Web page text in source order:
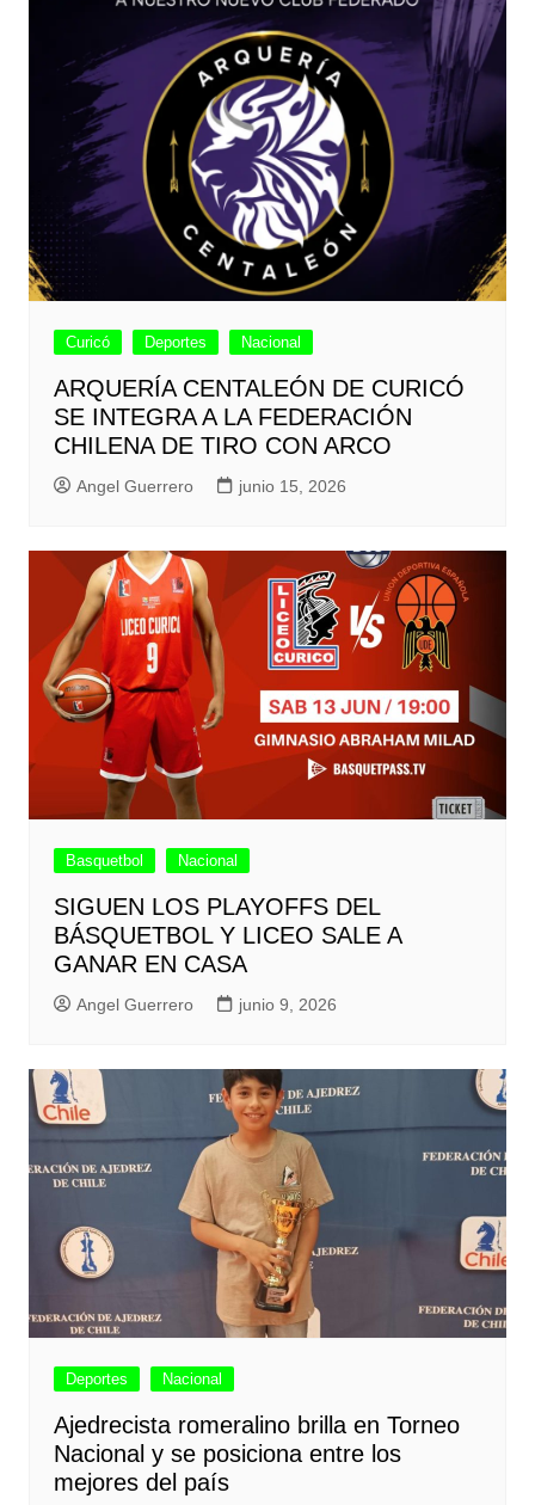
Curicó Deportes Nacional
ARQUERÍA CENTALEÓN DE CURICÓ
SE INTEGRA A LA FEDERACIÓN
CHILENA DE TIRO CON ARCO
Angel Guerrero junio 15, 2026
Basquetbol Nacional
SIGUEN LOS PLAYOFFS DEL
BÁSQUETBOL Y LICEO SALE A
GANAR EN CASA
Angel Guerrero junio 9, 2026
Deportes Nacional
Ajedrecista romeralino brilla en Torneo
Nacional y se posiciona entre los
mejores del país